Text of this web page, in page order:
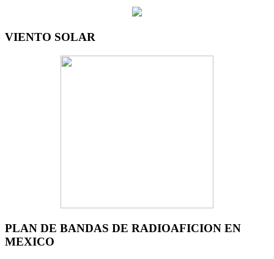
VIENTO SOLAR
PLAN DE BANDAS DE RADIOAFICION EN
MEXICO